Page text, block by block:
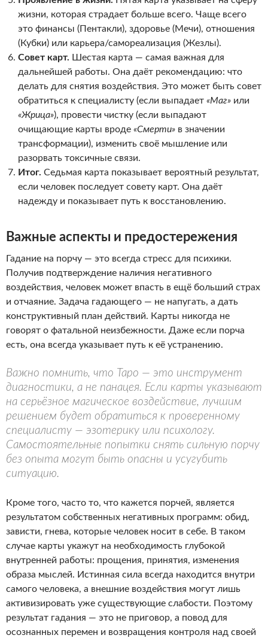
жизни, которая страдает больше всего. Чаще всего
это финансы (Пентакли), здоровье (Мечи), отношения
(Кубки) или карьера/самореализация (Жезлы).
Совет карт. Шестая карта — самая важная для
дальнейшей работы. Она даёт рекомендацию: что
делать для снятия воздействия. Это может быть совет
обратиться к специалисту (если выпадает «Маг» или
«Жрица»), провести чистку (если выпадают
очищающие карты вроде «Смерти» в значении
трансформации), изменить своё мышление или
разорвать токсичные связи.
Итог. Седьмая карта показывает вероятный результат,
если человек последует совету карт. Она даёт
надежду и показывает путь к восстановлению.
Важные аспекты и предостережения
Гадание на порчу — это всегда стресс для психики.
Получив подтверждение наличия негативного
воздействия, человек может впасть в ещё больший страх
и отчаяние. Задача гадающего — не напугать, а дать
конструктивный план действий. Карты никогда не
говорят о фатальной неизбежности. Даже если порча
есть, она всегда указывает путь к её устранению.
Важно помнить, что Таро — это инструмент
диагностики, а не панацея. Если карты указывают
на серьёзное магическое воздействие, лучшим
решением будет обратиться к проверенному
специалисту — эзотерику или психологу.
Самостоятельные попытки снять сильную порчу
без опыта могут быть опасны и усугубить
ситуацию.
Кроме того, часто то, что кажется порчей, является
результатом собственных негативных программ: обид,
зависти, гнева, которые человек носит в себе. В таком
случае карты укажут на необходимость глубокой
внутренней работы: прощения, принятия, изменения
образа мыслей. Истинная сила всегда находится внутри
самого человека, а внешние воздействия могут лишь
активизировать уже существующие слабости. Поэтому
результат гадания — это не приговор, а повод для
осознанных перемен и возвращения контроля над своей